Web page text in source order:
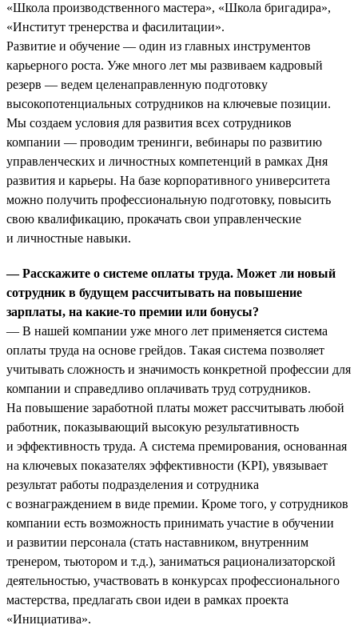
«Школа производственного мастера», «Школа бригадира»,
«Институт тренерства и фасилитации».
Развитие и обучение — один из главных инструментов
карьерного роста. Уже много лет мы развиваем кадровый
резерв — ведем целенаправленную подготовку
высокопотенциальных сотрудников на ключевые позиции.
Мы создаем условия для развития всех сотрудников
компании — проводим тренинги, вебинары по развитию
управленческих и личностных компетенций в рамках Дня
развития и карьеры. На базе корпоративного университета
можно получить профессиональную подготовку, повысить
свою квалификацию, прокачать свои управленческие
и личностные навыки.
— Расскажите о системе оплаты труда. Может ли новый
сотрудник в будущем рассчитывать на повышение
зарплаты, на какие-то премии или бонусы?
— В нашей компании уже много лет применяется система
оплаты труда на основе грейдов. Такая система позволяет
учитывать сложность и значимость конкретной профессии для
компании и справедливо оплачивать труд сотрудников.
На повышение заработной платы может рассчитывать любой
работник, показывающий высокую результативность
и эффективность труда. А система премирования, основанная
на ключевых показателях эффективности (KPI), увязывает
результат работы подразделения и сотрудника
с вознаграждением в виде премии. Кроме того, у сотрудников
компании есть возможность принимать участие в обучении
и развитии персонала (стать наставником, внутренним
тренером, тьютором и т.д.), заниматься рационализаторской
деятельностью, участвовать в конкурсах профессионального
мастерства, предлагать свои идеи в рамках проекта
«Инициатива».